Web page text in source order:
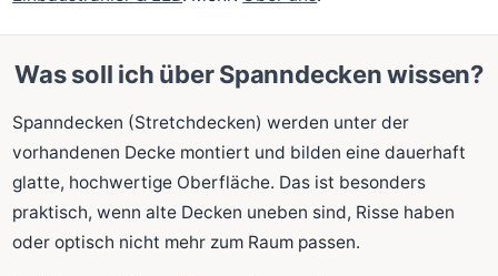
Was soll ich über Spanndecken wissen?
Spanndecken (Stretchdecken) werden unter der
vorhandenen Decke montiert und bilden eine dauerhaft
glatte, hochwertige Oberfläche. Das ist besonders
praktisch, wenn alte Decken uneben sind, Risse haben
oder optisch nicht mehr zum Raum passen.